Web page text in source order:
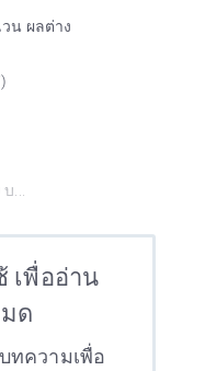
น ผลต่าง
...
เพื่ออ่าน
ด
ทความเพื่อ